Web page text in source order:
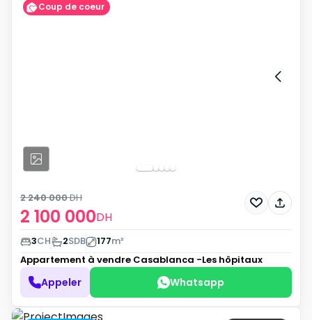
Coup de coeur
2 100 000DH
2 240 000DH
3CH 2SDB 177m²
Appartement à vendre Casablanca -Les hôpitaux
Appeler Whatsapp